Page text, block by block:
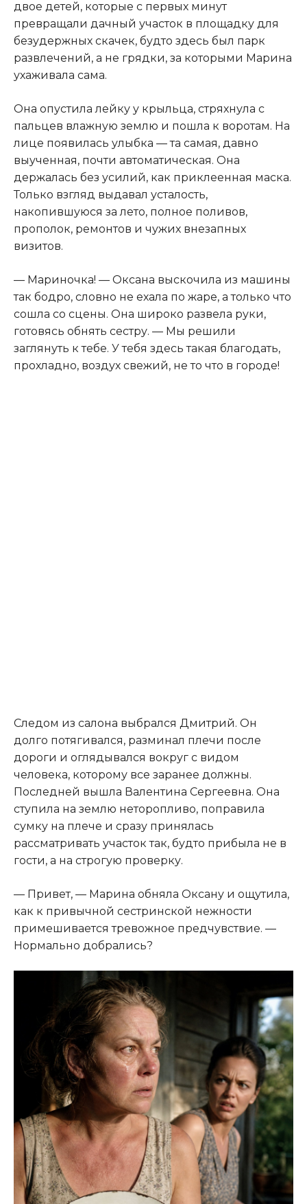
двое детей, которые с первых минут
превращали дачный участок в площадку для
безудержных скачек, будто здесь был парк
развлечений, а не грядки, за которыми Марина
ухаживала сама.
Она опустила лейку у крыльца, стряхнула с
пальцев влажную землю и пошла к воротам. На
лице появилась улыбка — та самая, давно
выученная, почти автоматическая. Она
держалась без усилий, как приклеенная маска.
Только взгляд выдавал усталость,
накопившуюся за лето, полное поливов,
прополок, ремонтов и чужих внезапных
визитов.
— Мариночка! — Оксана выскочила из машины
так бодро, словно не ехала по жаре, а только что
сошла со сцены. Она широко развела руки,
готовясь обнять сестру. — Мы решили
заглянуть к тебе. У тебя здесь такая благодать,
прохладно, воздух свежий, не то что в городе!
Следом из салона выбрался Дмитрий. Он
долго потягивался, разминал плечи после
дороги и оглядывался вокруг с видом
человека, которому все заранее должны.
Последней вышла Валентина Сергеевна. Она
ступила на землю неторопливо, поправила
сумку на плече и сразу принялась
рассматривать участок так, будто прибыла не в
гости, а на строгую проверку.
— Привет, — Марина обняла Оксану и ощутила,
как к привычной сестринской нежности
примешивается тревожное предчувствие. —
Нормально добрались?